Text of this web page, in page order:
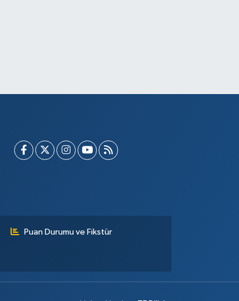
Puan Durumu ve Fikstür